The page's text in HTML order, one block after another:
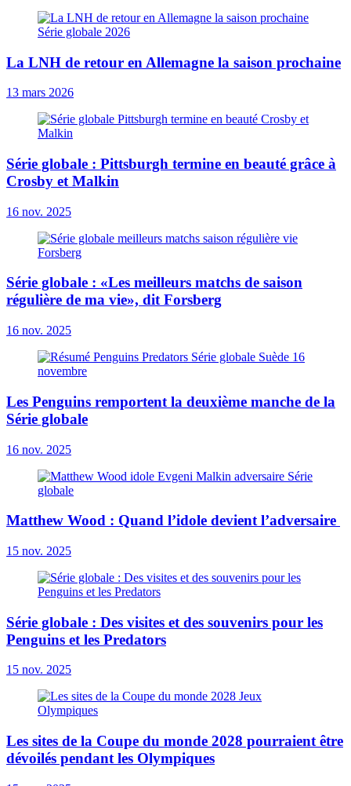
La LNH de retour en Allemagne la saison prochaine
13 mars 2026
Série globale : Pittsburgh termine en beauté grâce à
Crosby et Malkin
16 nov. 2025
Série globale : «Les meilleurs matchs de saison
régulière de ma vie», dit Forsberg
16 nov. 2025
Les Penguins remportent la deuxième manche de la
Série globale
16 nov. 2025
Matthew Wood : Quand l’idole devient l’adversaire
15 nov. 2025
Série globale : Des visites et des souvenirs pour les
Penguins et les Predators
15 nov. 2025
Les sites de la Coupe du monde 2028 pourraient être
dévoilés pendant les Olympiques